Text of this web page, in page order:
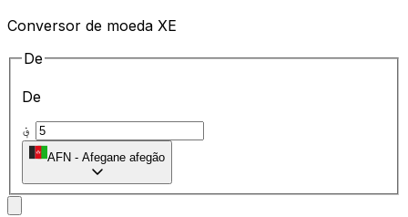
Conversor de moeda XE
De
De
AFN - Afegane afegão